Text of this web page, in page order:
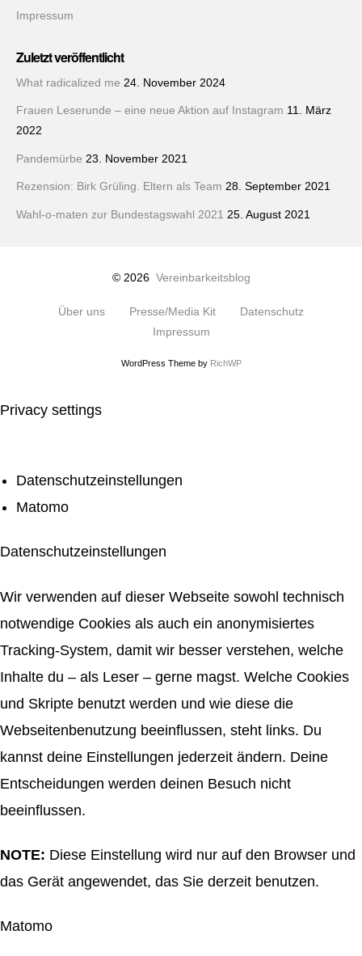
Impressum
Zuletzt veröffentlicht
What radicalized me 24. November 2024
Frauen Leserunde – eine neue Aktion auf Instagram 11. März
2022
Pandemürbe 23. November 2021
Rezension: Birk Grüling. Eltern als Team 28. September 2021
Wahl-o-maten zur Bundestagswahl 2021 25. August 2021
© 2026 Vereinbarkeitsblog
Über uns Presse/Media Kit
Datenschutz
Impressum
WordPress Theme by RichWP
Privacy settings
Datenschutzeinstellungen
Matomo
Datenschutzeinstellungen
Wir verwenden auf dieser Webseite sowohl technisch
notwendige Cookies als auch ein anonymisiertes
Tracking-System, damit wir besser verstehen, welche
Inhalte du – als Leser – gerne magst. Welche Cookies
und Skripte benutzt werden und wie diese die
Webseitenbenutzung beeinflussen, steht links. Du
kannst deine Einstellungen jederzeit ändern. Deine
Entscheidungen werden deinen Besuch nicht
beeinflussen.
NOTE: Diese Einstellung wird nur auf den Browser und
das Gerät angewendet, das Sie derzeit benutzen.
Matomo